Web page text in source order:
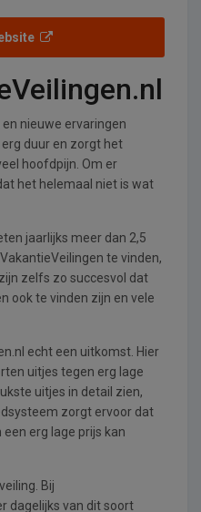
nieuwe ervaringen
duur en zorgt het
hoofdpijn. Om er
het helemaal niet is wat
jaarlijks meer dan 2,5
te vinden,
zelfs zo succesvol dat
ook te vinden zijn en vele
echt een uitkomst. Hier
uitjes tegen erg lage
uitjes in detail zien,
zorgt ervoor dat
erg lage prijs kan
Bij
dagelijks van dit soort